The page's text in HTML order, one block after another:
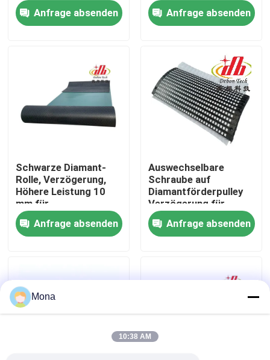
Startseite
Über uns
Fabrik Tour
Qualitätskontrolle
Kontakt
Nachrichten
Keramische Abnutzungszwischenlage
Anfrage absenden
Anfrage absenden
Schwarze Diamant-
Rolle, Verzögerung,
Höhere Leistung 10
mm für
Fördermaschinen
Anfrage absenden
Auswechselbare
Schraube auf
Diamantförderpulley
Verzögerung für
Antriebspulley
Anfrage absenden
Mona
10:38 AM